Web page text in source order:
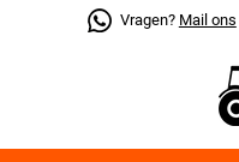
Vragen? Mail ons